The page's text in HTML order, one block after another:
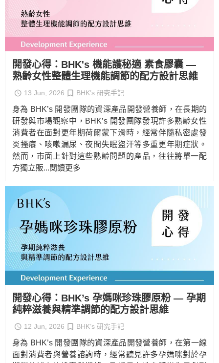
開發心得：BHK's 機能護秘適 素食膠囊 —
熟齡女性整體生理機能調節的配方設計思維
13 Jun, 2026 BHK’s 研究手記
身為 BHK’s 開發團隊的資深產品開發營養師，在長期的
研發與市場觀察中，BHK’s 開發團隊發現許多熟齡女性
消費者在面對更年期荷爾蒙下滑時，經常伴隨私密處發
炎搔癢、咳嗽漏尿、夜間失眠盜汗等多重更年期症狀。
然而，市面上針對這些熟齡問題的產品，往往將單一配
方獨立販...閱讀更多
開發心得：BHK’s 孕媽咪珍珠膠原粉 — 孕期
純粹滋養與精準調節的配方設計思維
12 Jun, 2026 BHK’s 研究手記
身為 BHK’s 開發團隊的資深產品開發營養師，在第一線
面對消費者與營養諮詢時，經常聽見許多孕媽咪對於孕